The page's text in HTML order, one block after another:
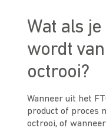
Wat als
wordt
octrooi?
Wanneer uit het
product of proces
octrooi, of